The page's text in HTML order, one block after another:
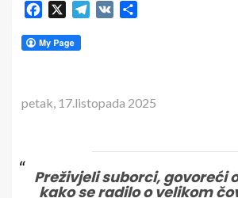
Facebook Telegram
VK
petak, 17.listopada 2025
Preživjeli suborci, govoreći
kako se radilo o velikom